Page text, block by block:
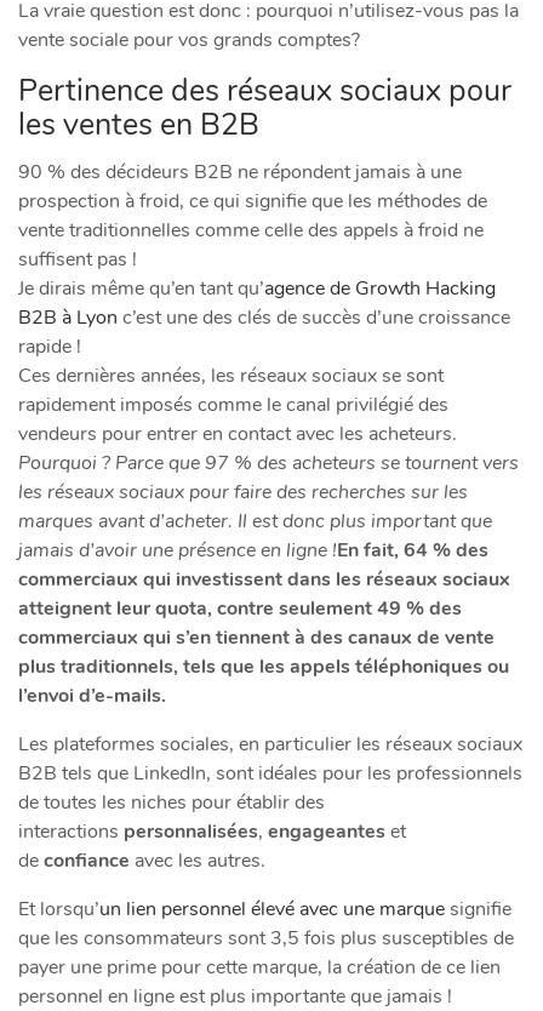
La vraie question est donc : pourquoi n’utilisez-vous pas la
vente sociale pour vos grands comptes?
Pertinence des réseaux sociaux pour
les ventes en B2B
90 % des décideurs B2B ne répondent jamais à une
prospection à froid, ce qui signifie que les méthodes de
vente traditionnelles comme celle des appels à froid ne
suffisent pas !
Je dirais même qu’en tant qu’agence de Growth Hacking
B2B à Lyon c’est une des clés de succès d’une croissance
rapide !
Ces dernières années, les réseaux sociaux se sont
rapidement imposés comme le canal privilégié des
vendeurs pour entrer en contact avec les acheteurs.
Pourquoi ? Parce que 97 % des acheteurs se tournent vers
les réseaux sociaux pour faire des recherches sur les
marques avant d’acheter. Il est donc plus important que
jamais d’avoir une présence en ligne !En fait, 64 % des
commerciaux qui investissent dans les réseaux sociaux
atteignent leur quota, contre seulement 49 % des
commerciaux qui s’en tiennent à des canaux de vente
plus traditionnels, tels que les appels téléphoniques ou
l’envoi d’e-mails.
​Les plateformes sociales, en particulier les réseaux sociaux
B2B tels que LinkedIn, sont idéales pour les professionnels
de toutes les niches pour établir des
interactions personnalisées, engageanteset
deconfiance avec les autres.
Et lorsqu’un lien personnel élevé avec une marquesignifie
que les consommateurs sont 3,5 fois plus susceptibles de
payer une prime pour cette marque, la création de ce lien
personnel en ligne est plus importante que jamais !